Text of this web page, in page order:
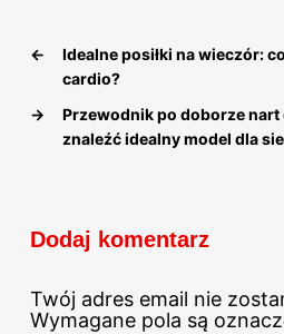
←
Idealne posiłki na wieczór:
cardio?
→
Przewodnik po doborze nart
znaleźć idealny model dla
Dodaj komentarz
Twój adres email nie
Wymagane pola są